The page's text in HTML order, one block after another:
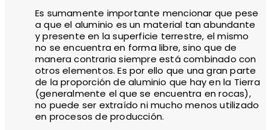
Es sumamente importante mencionar que pese
a que el aluminio es un material tan abundante
y presente en la superficie terrestre, el mismo
no se encuentra en forma libre, sino que de
manera contraria siempre está combinado con
otros elementos. Es por ello que una gran parte
de la proporción de aluminio que hay en la Tierra
(generalmente el que se encuentra en rocas),
no puede ser extraído ni mucho menos utilizado
en procesos de producción.